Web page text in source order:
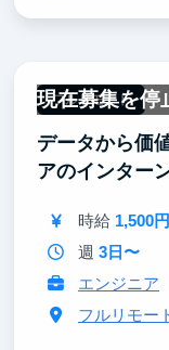
オフィスには
されている方
ります。様々
る方々とのコ
て大変刺激的
現在募集を停
フルリモート
データから価
アのインター
時給 1,500
週 3日〜
エンジニア
フルリモー